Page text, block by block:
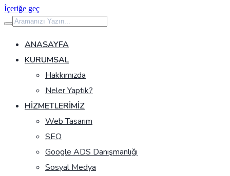
İçeriğe geç
ANASAYFA
KURUMSAL
Hakkımızda
Neler Yaptık?
HIZMETLERIMIZ
Web Tasarım
SEO
Google ADS Danışmanlığı
Sosyal Medya